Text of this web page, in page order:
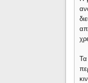
Τα